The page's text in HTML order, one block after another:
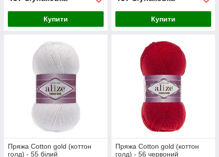
Купити Купити
Пряжа Cotton gold (коттон
голд) - 55 білий
Пряжа Cotton gold (коттон
голд) - 56 червоний